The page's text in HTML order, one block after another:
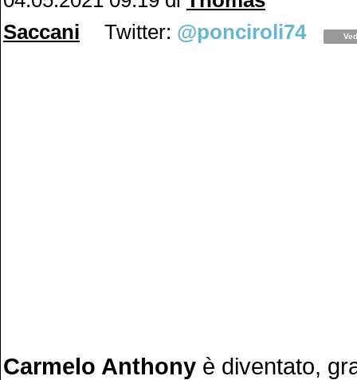
Saccani
Twitter: @ponciroli74
Carmelo Anthony è diventato,